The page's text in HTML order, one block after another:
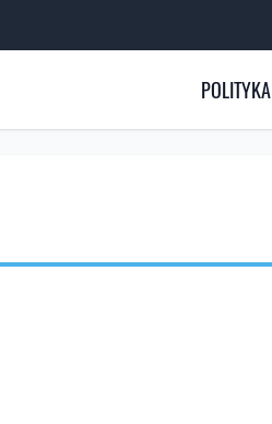
POLITYKA